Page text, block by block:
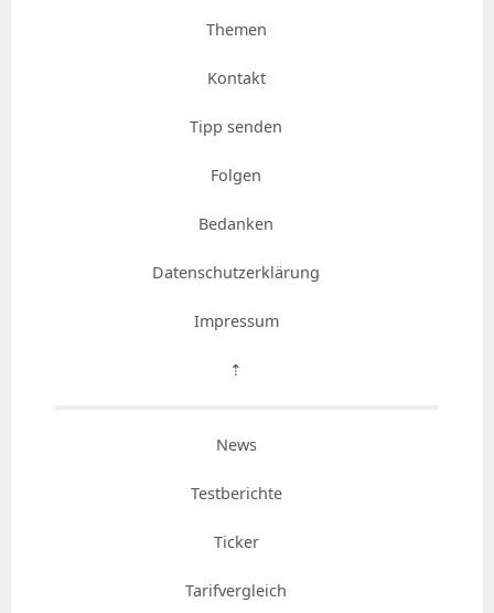
Themen
Kontakt
Tipp senden
Folgen
Bedanken
Datenschutzerklärung
Impressum
⇡
News
Testberichte
Ticker
Tarifvergleich